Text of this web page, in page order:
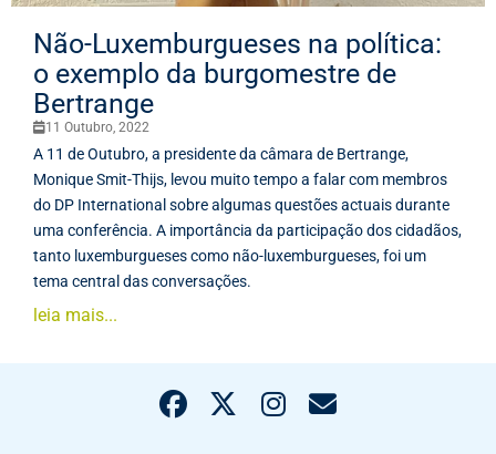
Não-Luxemburgueses na política:
o exemplo da burgomestre de
Bertrange
11 Outubro, 2022
A 11 de Outubro, a presidente da câmara de Bertrange,
Monique Smit-Thijs, levou muito tempo a falar com membros
do DP International sobre algumas questões actuais durante
uma conferência. A importância da participação dos cidadãos,
tanto luxemburgueses como não-luxemburgueses, foi um
tema central das conversações.
leia mais...